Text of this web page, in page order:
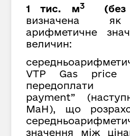
1 тис. м3
визначена
арифметичне
величин:
VTP Gas price
передоплати
payment”
MaH), що
значення між